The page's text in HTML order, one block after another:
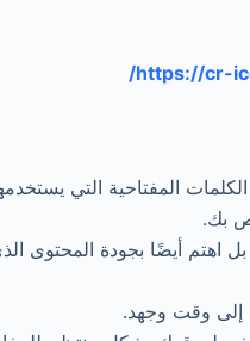
المفتاحية التي
بك.
اهتم أيضًا بجودة المحتوى
إلى وقت وجهد.